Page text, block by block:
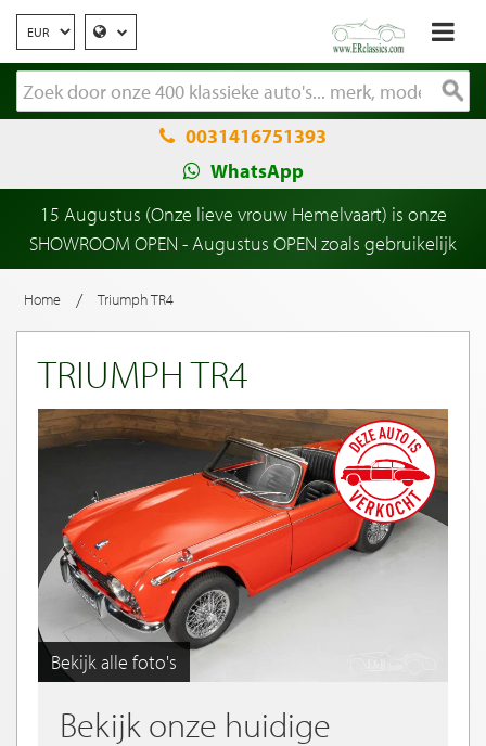
0031416751393
WhatsApp
15 Augustus (Onze lieve vrouw Hemelvaart) is onze
SHOWROOM OPEN - Augustus OPEN zoals gebruikelijk
Home / Triumph TR4
TRIUMPH TR4
Bekijk alle foto's
Bekijk onze huidige